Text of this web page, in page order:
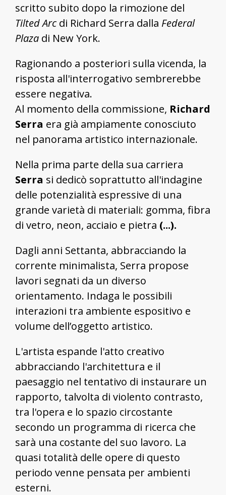
scritto subito dopo la rimozione del
Tilted Arc di Richard Serra dalla Federal
Plaza di New York.
Ragionando a posteriori sulla vicenda, la
risposta all'interrogativo sembrerebbe
essere negativa.
Al momento della commissione, Richard
Serra era già ampiamente conosciuto
nel panorama artistico internazionale.
Nella prima parte della sua carriera
Serra si dedicò soprattutto all'indagine
delle potenzialità espressive di una
grande varietà di materiali: gomma, fibra
di vetro, neon, acciaio e pietra (...).
Dagli anni Settanta, abbracciando la
corrente minimalista, Serra propose
lavori segnati da un diverso
orientamento. Indaga le possibili
interazioni tra ambiente espositivo e
volume dell’oggetto artistico.
L'artista espande l'atto creativo
abbracciando l'architettura e il
paesaggio nel tentativo di instaurare un
rapporto, talvolta di violento contrasto,
tra l'opera e lo spazio circostante
secondo un programma di ricerca che
sarà una costante del suo lavoro. La
quasi totalità delle opere di questo
periodo venne pensata per ambienti
esterni.